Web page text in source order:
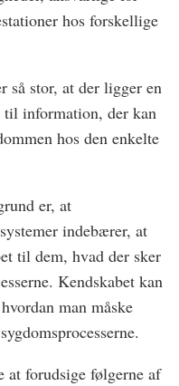
hos forskellige
så stor, at der ligger en
til information, der kan
hos den enkelte
er, at
indebærer, at
til dem, hvad der sker
Kendskabet kan
man måske
at forudsige følgerne af